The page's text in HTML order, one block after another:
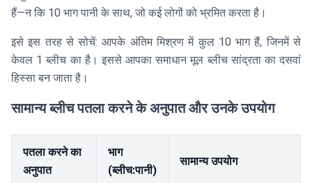
हैं—न कि 10 भाग पानी के साथ, जो कई लोगों को भ्रमित करता है।
इसे इस तरह से सोचें: आपके अंतिम मिश्रण में कुल 10 भाग हैं, जिनमें से
केवल 1 ब्लीच का है। इससे आपका समाधान मूल ब्लीच सांद्रता का दसवां
हिस्सा बन जाता है।
सामान्य ब्लीच पतला करने के अनुपात और उनके उपयोग
पतला करने का
अनुपात
भाग
(ब्लीच:पानी)
सामान्य उपयोग